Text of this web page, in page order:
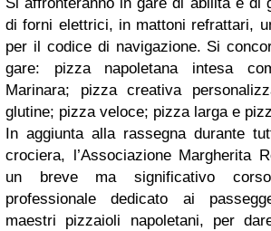
di forni elettrici, in mattoni refrattari,
per il codice di navigazione. Si
gare: pizza napoletana intesa
Marinara; pizza creativa
glutine; pizza veloce; pizza larga e
In aggiunta alla rassegna durante
crociera, l’Associazione Margherita
un breve ma significativo
professionale dedicato ai
maestri pizzaioli napoletani, per